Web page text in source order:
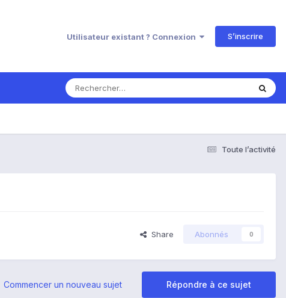
Utilisateur existant ? Connexion S’inscrire
Toute l’activité
Share Abonnés 0
Répondre à ce sujet
Commencer un nouveau sujet